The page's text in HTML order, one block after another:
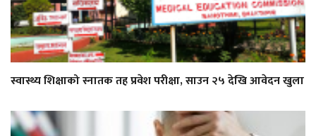
स्वास्थ्य शिक्षाको स्नातक तह प्रवेश परीक्षा, साउन २५ देखि आवेदन खुला